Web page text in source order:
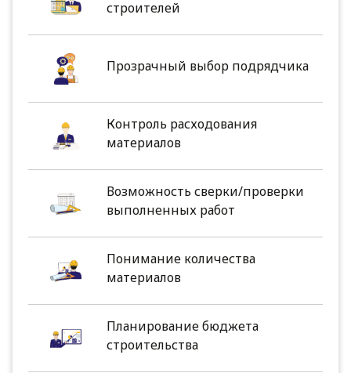
строителей
Прозрачный выбор подрядчика
Контроль расходования
материалов
Возможность сверки/проверки
выполненных работ
Понимание количества
материалов
Планирование бюджета
строительства